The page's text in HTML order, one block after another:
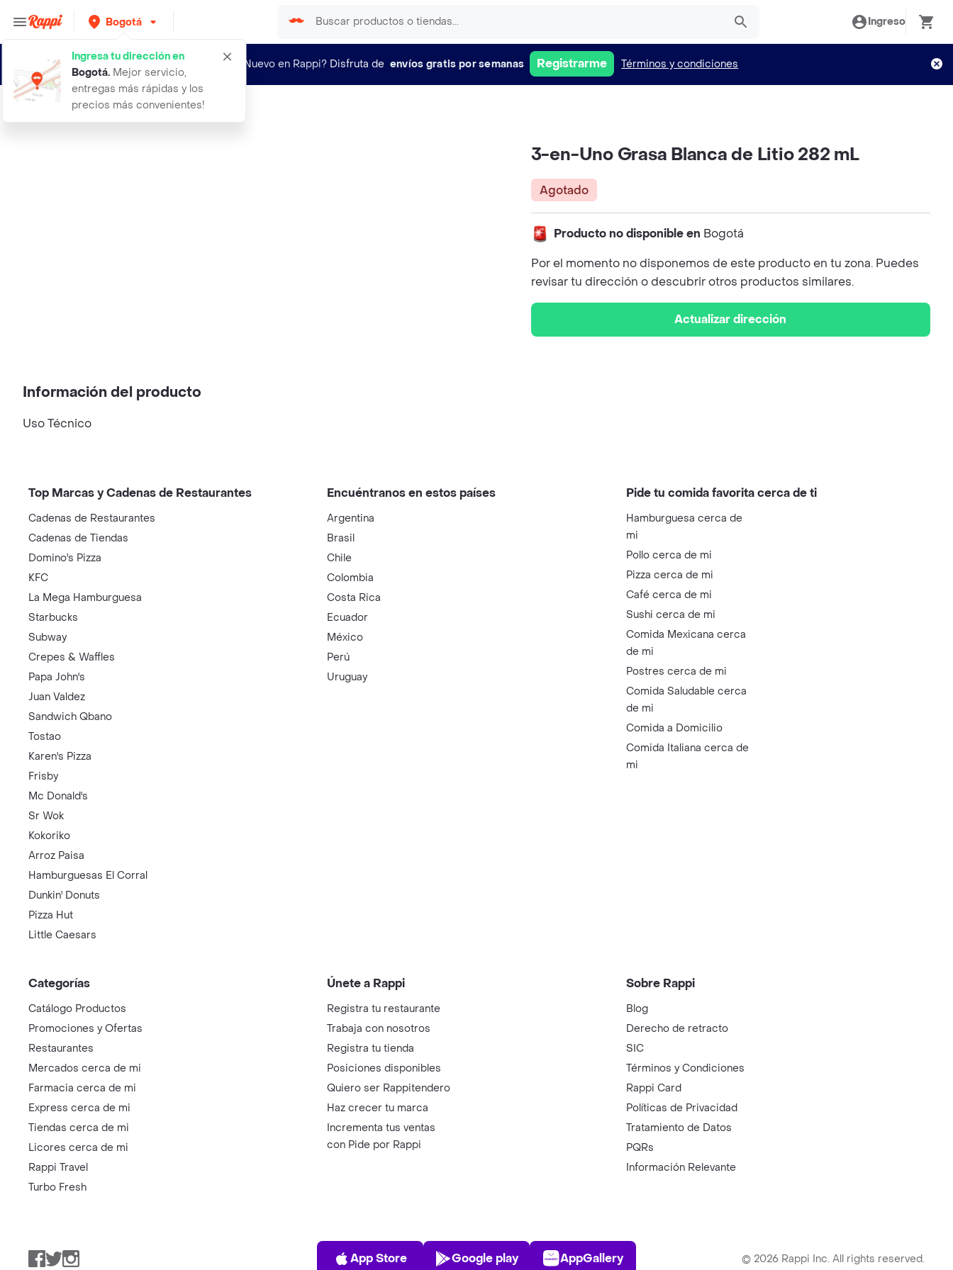
Bogotá
Ingresa tu dirección en
Bogotá. Mejor servicio,
entregas más rápidas y los
precios más convenientes!
Ingreso
¿Nuevo en Rappi? Disfruta de envíos gratis por semanas Registrarme Términos y condiciones
3 en uno grasa blanca de litio 282
3-en-Uno Grasa Blanca de Litio 282 mL
Agotado
Producto no disponible en Bogotá
Por el momento no disponemos de este producto en tu zona. Puedes
revisar tu dirección o descubrir otros productos similares.
Actualizar dirección
Información del producto
Uso Técnico
Top Marcas y Cadenas de Restaurantes
Cadenas de Restaurantes
Cadenas de Tiendas
Domino's Pizza
KFC
La Mega Hamburguesa
Starbucks
Subway
Crepes & Waffles
Papa John's
Juan Valdez
Sandwich Qbano
Tostao
Karen's Pizza
Frisby
Mc Donald's
Sr Wok
Kokoriko
Arroz Paisa
Hamburguesas El Corral
Dunkin' Donuts
Pizza Hut
Little Caesars
Encuéntranos en estos países
Argentina
Brasil
Chile
Colombia
Costa Rica
Ecuador
México
Perú
Uruguay
Pide tu comida favorita cerca de ti
Hamburguesa cerca de
mi
Pollo cerca de mi
Pizza cerca de mi
Café cerca de mi
Sushi cerca de mi
Comida Mexicana cerca
de mi
Postres cerca de mi
Comida Saludable cerca
de mi
Comida a Domicilio
Comida Italiana cerca de
mi
Categorías
Catálogo Productos
Promociones y Ofertas
Restaurantes
Mercados cerca de mi
Farmacia cerca de mi
Express cerca de mi
Tiendas cerca de mi
Licores cerca de mi
Rappi Travel
Turbo Fresh
Únete a Rappi
Registra tu restaurante
Trabaja con nosotros
Registra tu tienda
Posiciones disponibles
Quiero ser Rappitendero
Haz crecer tu marca
Incrementa tus ventas
con Pide por Rappi
Sobre Rappi
Blog
Derecho de retracto
SIC
Términos y Condiciones
Rappi Card
Políticas de Privacidad
Tratamiento de Datos
PQRs
Información Relevante
Facebook
TwitterInstagram
App Store
App Store
Play Store
Google play
AppGallery
AppGallery © 2026 Rappi Inc. All rights reserved.